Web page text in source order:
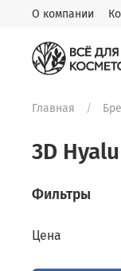
О компании
Главная
3D
Фильтры
Цена